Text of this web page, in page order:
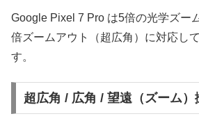
Google Pixel 7 Pro は5倍の光学ズー
倍ズームアウト（超広角）に対応し
す。
超広角 / 広角 / 望遠（ズーム）